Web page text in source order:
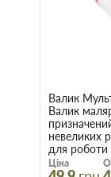
за
Гнучкі
нашому
Запоріжжі
й отримати
Валик
Валик
невеликих
для роботи
Ціна